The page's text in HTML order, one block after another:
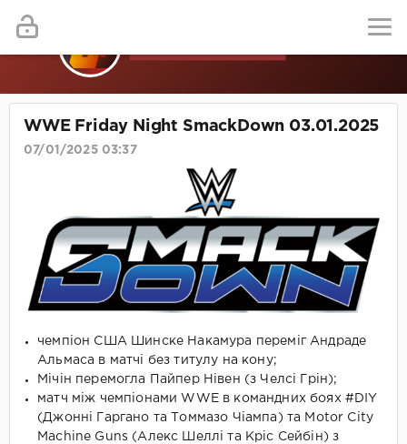
WWE Friday Night SmackDown 03.01.2025
07/01/2025 03:37
чемпіон США Шинске Накамура переміг Андраде
Альмаса в матчі без титулу на кону;
Мічін перемогла Пайпер Нівен (з Челсі Грін);
матч між чемпіонами WWE в командних боях #DIY
(Джонні Гаргано та Томмазо Чіампа) та Motor City
Machine Guns (Алекс Шеллі та Кріс Сейбін) з